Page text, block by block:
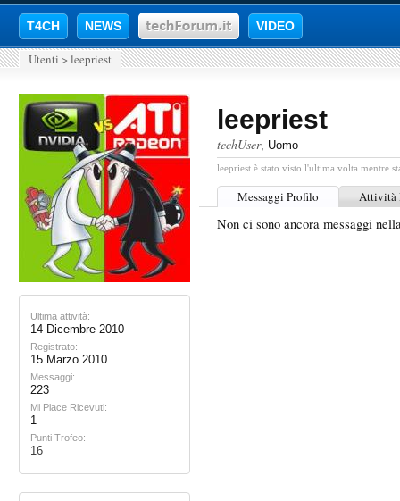
T4CH NEWS VIDEO
Utenti > leepriest
Ultima attività:
14 Dicembre 2010
Registrato:
15 Marzo 2010
Messaggi:
223
Mi Piace Ricevuti:
1
Punti Trofeo:
16
leepriest
techUser, Uomo
leepriest è stato visto l'ultima volta mentre
Messaggi Profilo Attività
Non ci sono ancora messaggi